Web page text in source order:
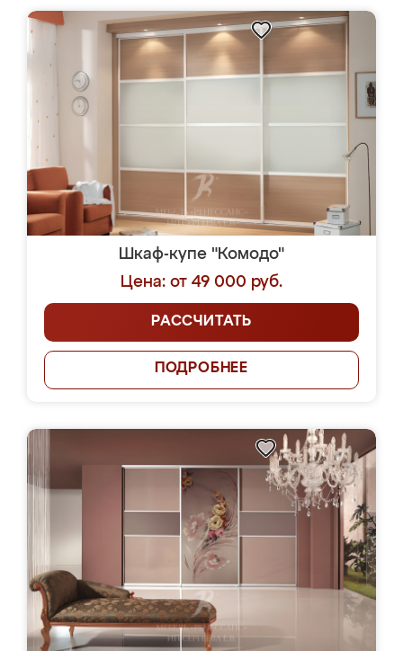
Шкаф-купе "Комодо"
Цена: от 49 000 руб.
РАССЧИТАТЬ
ПОДРОБНЕЕ